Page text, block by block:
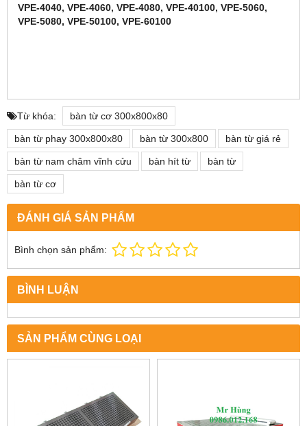
VPE-4040, VPE-4060, VPE-4080, VPE-40100, VPE-5060,
VPE-5080, VPE-50100, VPE-60100
Từ khóa: bàn từ cơ 300x800x80
bàn từ phay 300x800x80 bàn từ 300x800 bàn từ giá rẻ
bàn từ nam châm vĩnh cửu bàn hít từ bàn từ
bàn từ cơ
ĐÁNH GIÁ SẢN PHẨM
Bình chọn sản phẩm:
BÌNH LUẬN
SẢN PHẨM CÙNG LOẠI